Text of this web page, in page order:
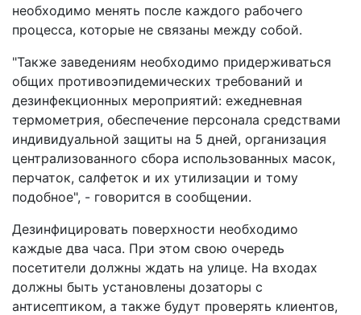
необходимо менять после каждого рабочего
процесса, которые не связаны между собой.
"Также заведениям необходимо придерживаться
общих противоэпидемических требований и
дезинфекционных мероприятий: ежедневная
термометрия, обеспечение персонала средствами
индивидуальной защиты на 5 дней, организация
централизованного сбора использованных масок,
перчаток, салфеток и их утилизации и тому
подобное", - говорится в сообщении.
Дезинфицировать поверхности необходимо
каждые два часа. При этом свою очередь
посетители должны ждать на улице. На входах
должны быть установлены дозаторы с
антисептиком, а также будут проверять клиентов,